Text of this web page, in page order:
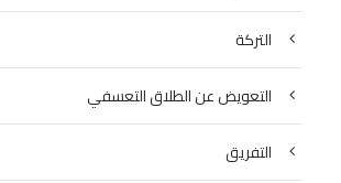
التركة
التعويض عن الطلاق التعسفي
التفريق